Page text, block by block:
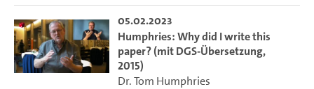
05.02.2023
Humphries: Why did I write this
paper? (mit DGS-Übersetzung,
2015)
Dr. Tom Humphries